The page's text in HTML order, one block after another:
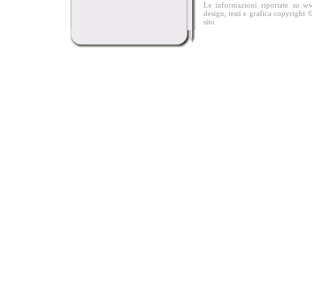
Le informazioni riportate su
design, testi e grafica copyright
sito.